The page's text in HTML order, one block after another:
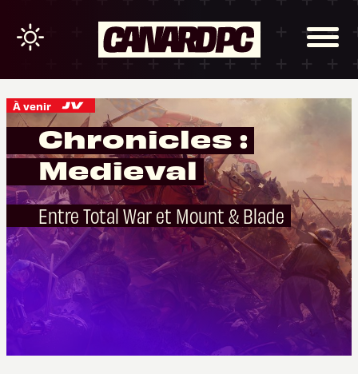
À venir
Chronicles :
Medieval
Entre Total War et Mount & Blade